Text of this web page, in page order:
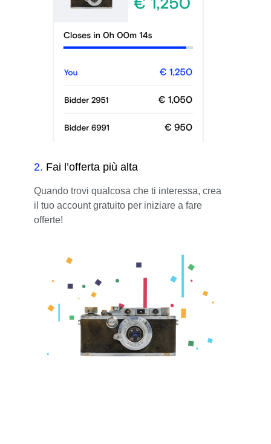
2. Fai l’offerta più alta
Quando trovi qualcosa che ti interessa, crea
il tuo account gratuito per iniziare a fare
offerte!